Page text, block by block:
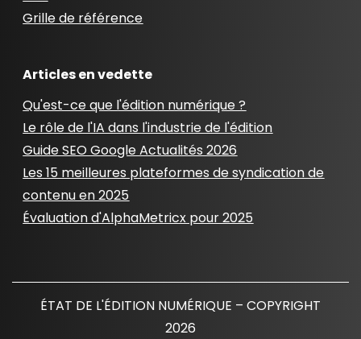
Grille de référence
Articles en vedette
Qu'est-ce que l'édition numérique ?
Le rôle de l'IA dans l'industrie de l'édition
Guide SEO Google Actualités 2026
Les 15 meilleures plateformes de syndication de
contenu en 2025
Évaluation d'AlphaMetricx pour 2025
ÉTAT DE L'ÉDITION NUMÉRIQUE – COPYRIGHT
2026